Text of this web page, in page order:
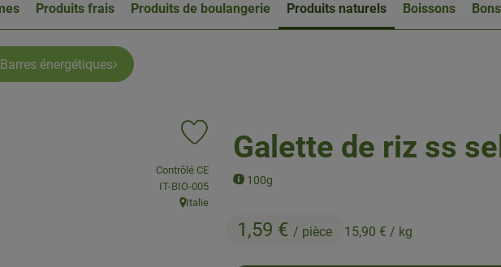
Produits frais Produits de boulangerie Produits naturels Boissons
Barres énergétiques
Galette de riz ss sel
100g
1,59 € / pièce 15,90 € / kg
Ajouter le produit aux favoris
, Association:
Contrôlé CE
, Autorité de contrôle:
IT-BIO-005
, Origine:
Italie